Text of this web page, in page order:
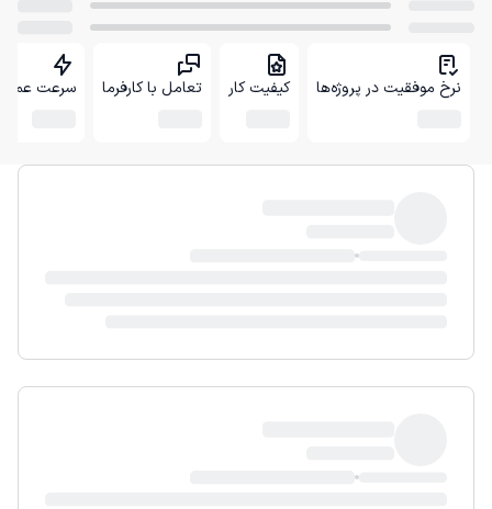
نرخ موفقیت در پروژه‌ها کیفیت کار تعامل با کارفرما سرعت عمل